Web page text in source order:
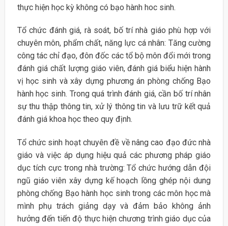
thực hiện học kỳ không có bạo hành hoc sinh.
Tổ chức đánh giá, rà soát, bố trí nhà giáo phù hợp với
chuyên môn, phẩm chất, năng lực cá nhân: Tăng cường
công tác chỉ đạo, đôn đốc các tổ bộ môn đổi mới trong
đánh giá chất lượng giáo viên, đánh giá biểu hiện hành
vị học sinh và xây dựng phương án phòng chống Bạo
hành học sinh. Trong quá trình đánh giá, cần bố trí nhân
sự thu thập thông tin, xử lý thông tin và lưu trữ kết quả
đánh giá khoa học theo quy định.
Tổ chức sinh hoạt chuyên đề về nâng cao đạo đức nhà
giáo và việc áp dụng hiệu quả các phương pháp giáo
dục tích cực trong nhà trường: Tổ chức hướng dẫn đội
ngũ giáo viên xây dựng kế hoạch lồng ghép nội dung
phòng chống Bạo hành học sinh trong các môn học mà
mình phụ trách giảng dạy và đảm bảo không ảnh
hưởng đến tiến độ thực hiện chương trình giáo dục của